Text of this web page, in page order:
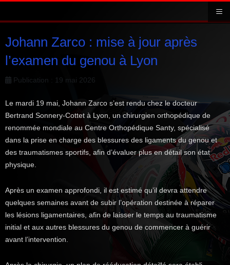
Johann Zarco : mise à jour après
l’examen du genou à Lyon
Publication : 19 mai 2026
Le mardi 19 mai, Johann Zarco s’est rendu chez le docteur
Bertrand Sonnery‑Cottet à Lyon, un chirurgien orthopédique de
renommée mondiale au Centre Orthopédique Santy, spécialisé
dans la prise en charge des blessures des ligaments du genou et
des traumatismes sportifs, afin d’évaluer plus en détail son état
physique.
Après un examen approfondi, il est estimé qu’il devra attendre
quelques semaines avant de subir l’opération destinée à réparer
les lésions ligamentaires, afin de laisser le temps au traumatisme
initial et aux autres blessures du genou de commencer à guérir
avant l’intervention.
≡